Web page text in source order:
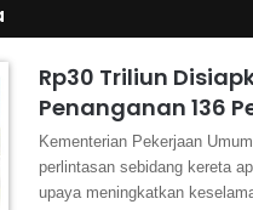
Rp30 Triliun
Penanganan 136
Kementerian Pekerjaan
perlintasan sebidang kereta
upaya meningkatkan